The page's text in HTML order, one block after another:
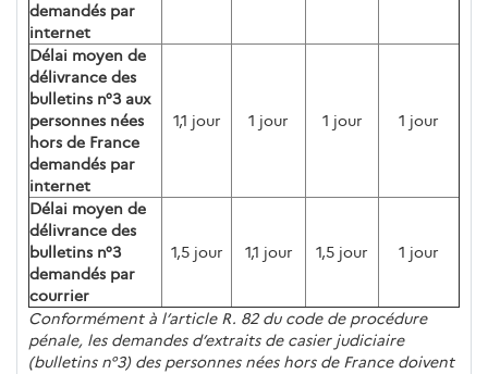
demandés par
internet
Délai moyen de
délivrance des
bulletins n°3 aux
personnes nées
hors de France
demandés par
internet
1,1 jour 1 jour 1 jour 1 jour
Délai moyen de
délivrance des
bulletins n°3
demandés par
courrier
1,5 jour 1,1 jour 1,5 jour 1 jour
Conformément à l’article R. 82 du code de procédure
pénale, les demandes d’extraits de casier judiciaire
(bulletins n°3) des personnes nées hors de France doivent